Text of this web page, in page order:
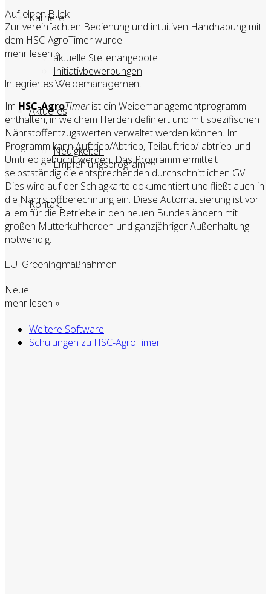
Karriere
aktuelle Stellenangebote
Initiativbewerbungen
Aktuelles
Neuigkeiten
Empfehlungsprogramm
Kontakt
Auf einen Blick
Zur vereinfachten Bedienung und intuitiven Handhabung mit
dem HSC-AgroTimer wurde
mehr lesen »
Integriertes Weidemanagement
Im HSC-AgroTimerist ein Weidemanagementprogramm
enthalten, in welchem Herden definiert und mit spezifischen
Nährstoffentzugswerten verwaltet werden können. Im
Programm kann Auftrieb/Abtrieb, Teilauftrieb/-abtrieb und
Umtrieb gebucht werden. Das Programm ermittelt
selbstständig die entsprechenden durchschnittlichen GV.
Dies wird auf der Schlagkarte dokumentiert und fließt auch in
die Nährstoffberechnung ein. Diese Automatisierung ist vor
allem für die Betriebe in den neuen Bundesländern mit
großen Mutterkuhherden und ganzjähriger Außenhaltung
notwendig.
EU-Greeningmaßnahmen
Neue
mehr lesen »
Weitere Software
Schulungen zu HSC-AgroTimer